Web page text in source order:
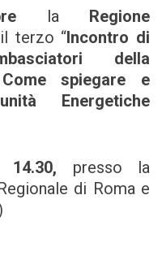
la Regione
terzo “Incontro di
della
spiegare e
Energetiche
14.30, presso la
di Roma e